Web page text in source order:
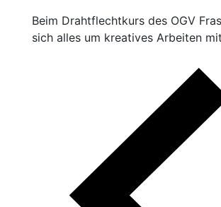
Beim Drahtflechtkurs des OGV
sich alles um kreatives Arbeiten